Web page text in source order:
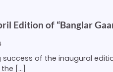
Edition of “Banglar
of the inaugural
[…]